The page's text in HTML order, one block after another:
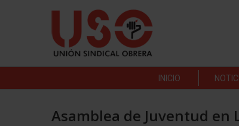
INICIO
Asamblea de Juventud en